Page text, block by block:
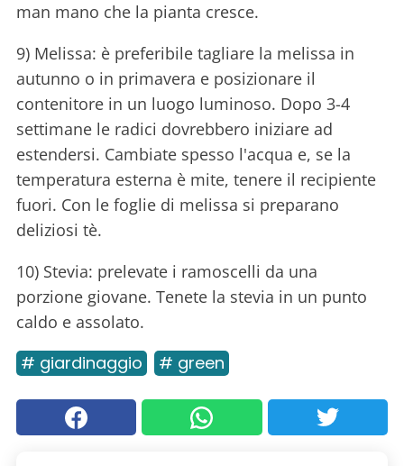
man mano che la pianta cresce.
9) Melissa: è preferibile tagliare la melissa in
autunno o in primavera e posizionare il
contenitore in un luogo luminoso. Dopo 3-4
settimane le radici dovrebbero iniziare ad
estendersi. Cambiate spesso l'acqua e, se la
temperatura esterna è mite, tenere il recipiente
fuori. Con le foglie di melissa si preparano
deliziosi tè.
10) Stevia: prelevate i ramoscelli da una
porzione giovane. Tenete la stevia in un punto
caldo e assolato.
# giardinaggio # green